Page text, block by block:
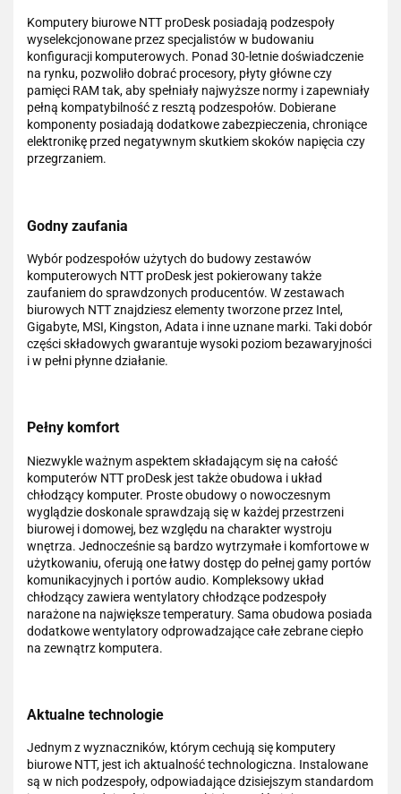
Komputery biurowe NTT proDesk posiadają podzespoły
wyselekcjonowane przez specjalistów w budowaniu
konfiguracji komputerowych. Ponad 30-letnie doświadczenie
na rynku, pozwoliło dobrać procesory, płyty główne czy
pamięci RAM tak, aby spełniały najwyższe normy i zapewniały
pełną kompatybilność z resztą podzespołów. Dobierane
komponenty posiadają dodatkowe zabezpieczenia, chroniące
elektronikę przed negatywnym skutkiem skoków napięcia czy
przegrzaniem.
Godny zaufania
Wybór podzespołów użytych do budowy zestawów
komputerowych NTT proDesk jest pokierowany także
zaufaniem do sprawdzonych producentów. W zestawach
biurowych NTT znajdziesz elementy tworzone przez Intel,
Gigabyte, MSI, Kingston, Adata i inne uznane marki. Taki dobór
części składowych gwarantuje wysoki poziom bezawaryjności
i w pełni płynne działanie.
Pełny komfort
Niezwykle ważnym aspektem składającym się na całość
komputerów NTT proDesk jest także obudowa i układ
chłodzący komputer. Proste obudowy o nowoczesnym
wyglądzie doskonale sprawdzają się w każdej przestrzeni
biurowej i domowej, bez względu na charakter wystroju
wnętrza. Jednocześnie są bardzo wytrzymałe i komfortowe w
użytkowaniu, oferują one łatwy dostęp do pełnej gamy portów
komunikacyjnych i portów audio. Kompleksowy układ
chłodzący zawiera wentylatory chłodzące podzespoły
narażone na największe temperatury. Sama obudowa posiada
dodatkowe wentylatory odprowadzające całe zebrane ciepło
na zewnątrz komputera.
Aktualne technologie
Jednym z wyznaczników, którym cechują się komputery
biurowe NTT, jest ich aktualność technologiczna. Instalowane
są w nich podzespoły, odpowiadające dzisiejszym standardom